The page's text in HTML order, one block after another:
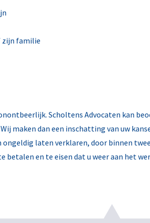
zijn familie
Scholtens Advocaten kan
maken dan een inschatting van uw
laten verklaren, door binnen
betalen en te eisen dat u weer aan het